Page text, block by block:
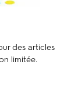
des articles
limitée.